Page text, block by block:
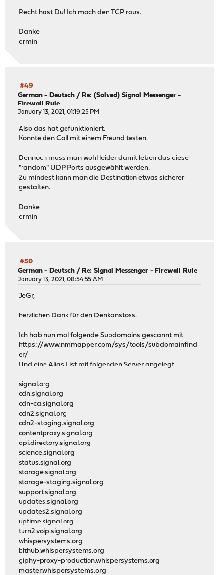
Recht hast Du! Ich mach den TCP raus.
Danke
armin
#49
German - Deutsch /Re: (Solved) Signal Messenger -
Firewall Rule
January 13, 2021, 01:19:25 PM
Also das hat gefunktioniert.
Konnte den Call mit einem Freund testen.
Dennoch muss man wohl leider damit leben das diese
"random" UDP Ports ausgewählt werden.
Zu mindest kann man die Destination etwas sicherer
gestalten.
Danke
armin
#50
German - Deutsch / Re: Signal Messenger - Firewall Rule
January 13, 2021, 08:54:55 AM
JeGr,
herzlichen Dank für den Denkanstoss.
Ich hab nun mal folgende Subdomains gescannt mit
https://www.nmmapper.com/sys/tools/subdomainfind
er/
Und eine Alias List mit folgenden Server angelegt:
signal.org
cdn.signal.org
cdn-ca.signal.org
cdn2.signal.org
cdn2-staging.signal.org
contentproxy.signal.org
api.directory.signal.org
science.signal.org
status.signal.org
storage.signal.org
storage-staging.signal.org
support.signal.org
updates.signal.org
updates2.signal.org
uptime.signal.org
turn2.voip.signal.org
whispersystems.org
bithub.whispersystems.org
giphy-proxy-production.whispersystems.org
master.whispersystems.org